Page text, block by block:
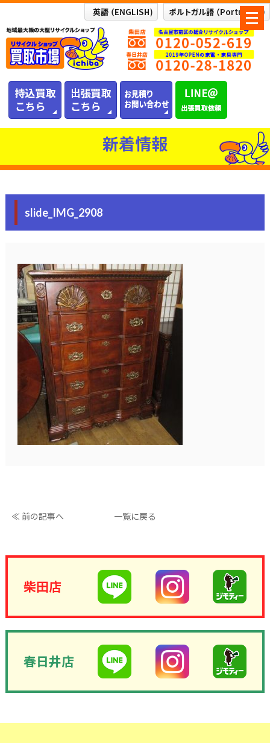
メ
ニ
ュ
ー
新着情報
slide_IMG_2908
≪ 前の記事へ 一覧に戻る
柴田店
春日井店